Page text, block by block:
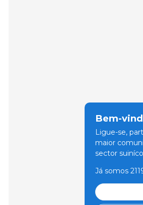
Bem-
Ligue-se,
maior
sector
Já somos